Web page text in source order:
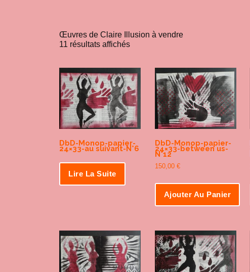
Œuvres de Claire Illusion à vendre
11 résultats affichés
DbD-Monop-papier-
24×33-au suivant-N°6
Lire La Suite
DbD-Monop-papier-
24×33-between us-
N°12
150,00 €
Ajouter Au Panier